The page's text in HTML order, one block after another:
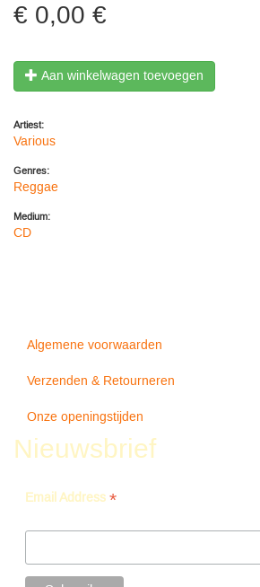
0,00 €
Aan winkelwagen toevoegen
Artiest:
Various
Genres:
Reggae
Medium:
CD
Algemene voorwaarden
Verzenden & Retourneren
Onze openingstijden
Nieuwsbrief
Email Address *